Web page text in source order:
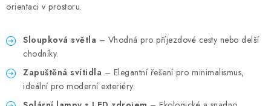
orientaci v prostoru.
Sloupková světla – Vhodná pro příjezdové cesty nebo delší
chodníky.
Zapuštěná svítidla – Elegantní řešení pro minimalismus,
ideální pro moderní exteriéry.